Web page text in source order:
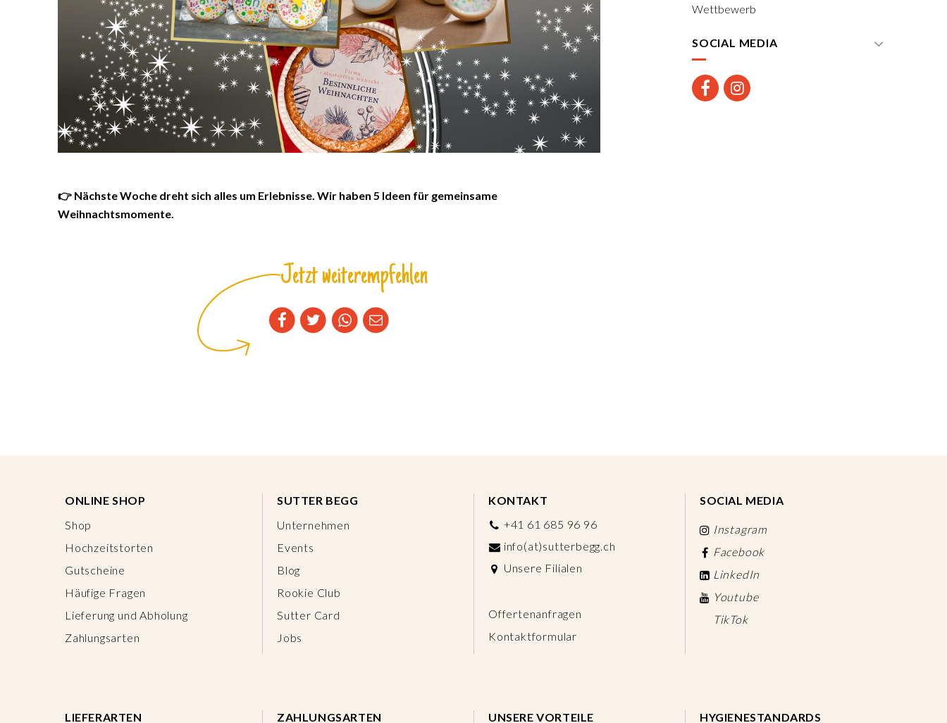
👉 Nächste Woche dreht sich alles um Erlebnisse. Wir haben 5 Ideen für gemeinsame
Weihnachtsmomente.
Jetzt weiterempfehlen
Wettbewerb
SOCIAL MEDIA
ONLINE SHOP
Shop
Hochzeitstorten
Gutscheine
Häufige Fragen
Lieferung und Abholung
Zahlungsarten
SUTTER BEGG
Unternehmen
Events
Blog
Rookie Club
Sutter Card
Jobs
KONTAKT
+41 61 685 96 96
info(at)sutterbegg.ch
Unsere Filialen
Offertenanfragen
Kontaktformular
SOCIAL MEDIA
Instagram
Facebook
LinkedIn
Youtube
TikTok
LIEFERARTEN ZAHLUNGSARTEN UNSERE VORTEILE HYGIENESTANDARDS